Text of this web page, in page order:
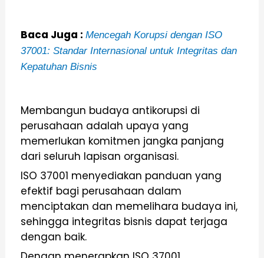
Baca Juga : Mencegah Korupsi dengan ISO
37001: Standar Internasional untuk Integritas dan
Kepatuhan Bisnis
Membangun budaya antikorupsi di
perusahaan adalah upaya yang
memerlukan komitmen jangka panjang
dari seluruh lapisan organisasi.
ISO 37001 menyediakan panduan yang
efektif bagi perusahaan dalam
menciptakan dan memelihara budaya ini,
sehingga integritas bisnis dapat terjaga
dengan baik.